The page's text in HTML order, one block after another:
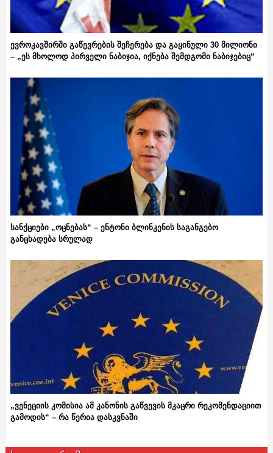
ევროკავშირში გაწევრების შეჩერება და გაყინული 30 მილიონი
– „ეს მხოლოდ პირველი ნაბიჯია, იქნება შემდგომი ნაბიჯებიც“
სანქციები „ოცნებას“ – ენტონი ბლინკენის საგანგებო
განცხადება სრულად
„ვენეციის კომისია ამ კანონის გაწვევის მკაცრი რეკომენდაციით
გამოდის“ – რა წერია დასკვნაში